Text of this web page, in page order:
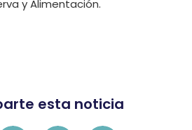
y Alimentación.
esta noticia